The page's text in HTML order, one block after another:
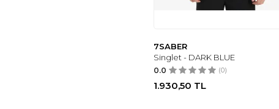
7SABER
Singlet - DARK BLUE
0.0 (0)
1.930,50 TL